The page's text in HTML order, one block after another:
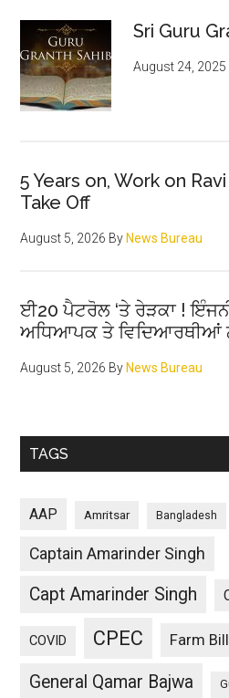
Sri Guru
August 24, 2025
5 Years on, Work on
Take Off
August 5, 2026 By News Bureau
ਈ20 ਪੈਟਰੋਲ ‘ਤੇ ਰੇੜਕਾ !
ਅਧਿਆਪਕ ਤੇ ਵਿਦਿਆਰਥੀਆਂ
August 5, 2026 By News Bureau
TAGS
AAP Amritsar Bangladesh
Captain Amarinder Singh
Capt Amarinder Singh
COVID CPEC Farm
General Qamar Bajwa